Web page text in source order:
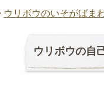
ウリボウのいそがばま
ウリボウの自